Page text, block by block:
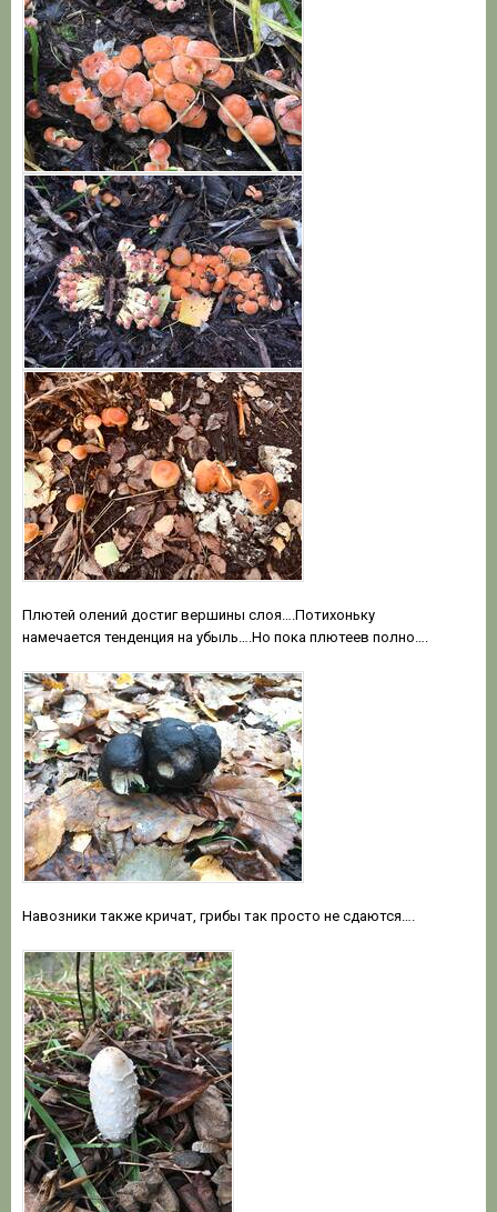
Плютей олений достиг вершины слоя….Потихоньку
намечается тенденция на убыль….Но пока плютеев полно….
Навозники также кричат, грибы так просто не сдаются….